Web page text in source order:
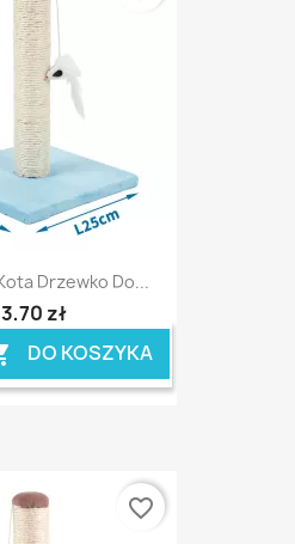
Drzewko Do...
zł
DO KOSZYKA
favorite_border